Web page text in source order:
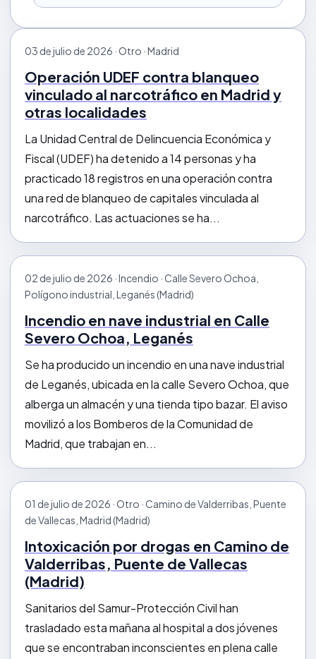
03 de julio de 2026 · Otro · Madrid
Operación UDEF contra blanqueo
vinculado al narcotráfico en Madrid y
otras localidades
La Unidad Central de Delincuencia Económica y
Fiscal (UDEF) ha detenido a 14 personas y ha
practicado 18 registros en una operación contra
una red de blanqueo de capitales vinculada al
narcotráfico. Las actuaciones se ha...
02 de julio de 2026 · Incendio · Calle Severo Ochoa,
Polígono industrial, Leganés (Madrid)
Incendio en nave industrial en Calle
Severo Ochoa, Leganés
Se ha producido un incendio en una nave industrial
de Leganés, ubicada en la calle Severo Ochoa, que
alberga un almacén y una tienda tipo bazar. El aviso
movilizó a los Bomberos de la Comunidad de
Madrid, que trabajan en...
01 de julio de 2026 · Otro · Camino de Valderribas, Puente
de Vallecas, Madrid (Madrid)
Intoxicación por drogas en Camino de
Valderribas, Puente de Vallecas
(Madrid)
Sanitarios del Samur-Protección Civil han
trasladado esta mañana al hospital a dos jóvenes
que se encontraban inconscientes en plena calle